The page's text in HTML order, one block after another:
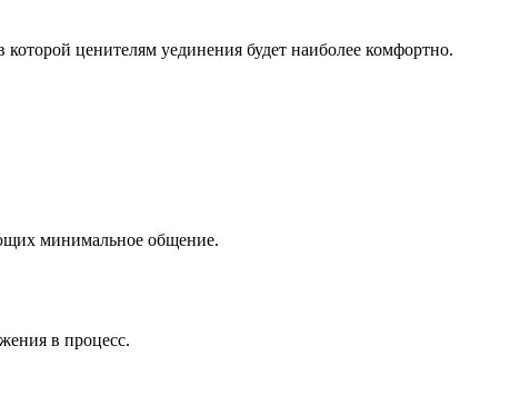
ценителям уединения будет наиболее комфортно.
минимальное общение.
в процесс.